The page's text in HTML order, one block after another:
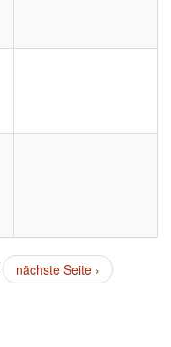
nächste Seite ›